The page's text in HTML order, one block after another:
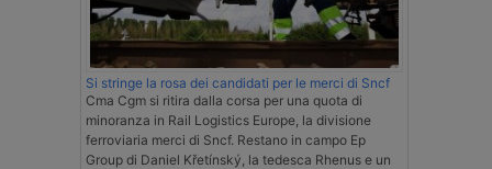
Si stringe la rosa dei candidati per le merci di Sncf
Cma Cgm si ritira dalla corsa per una quota di
minoranza in Rail Logistics Europe, la divisione
ferroviaria merci di Sncf. Restano in campo Ep
Group di Daniel Křetínský, la tedesca Rhenus e un